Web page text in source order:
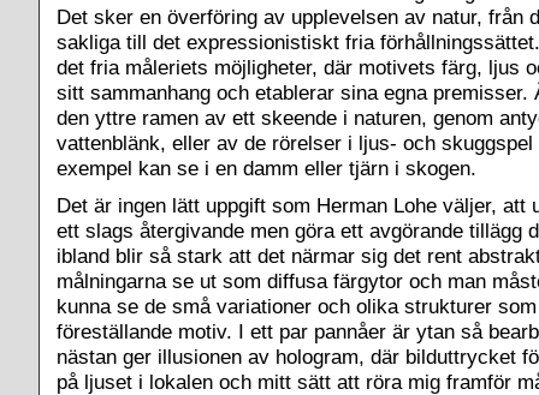
Det sker en överföring av upplevelsen av natur, från
sakliga till det expressionistiskt fria
det fria måleriets möjligheter, där motivets färg, ljus
sitt sammanhang och etablerar sina egna premisser.
den yttre ramen av ett skeende i naturen, genom
vattenblänk, eller av de rörelser i ljus- och
exempel kan se i en damm eller tjärn i skogen.
Det är ingen lätt uppgift som Herman Lohe väljer, att
ett slags återgivande men göra ett avgörande tillägg
ibland blir så stark att det närmar sig det rent
målningarna se ut som diffusa färgytor och man
kunna se de små variationer och olika strukturer
föreställande motiv. I ett par pannåer är ytan så
nästan ger illusionen av hologram, där bilduttrycket
på ljuset i lokalen och mitt sätt att röra mig framför